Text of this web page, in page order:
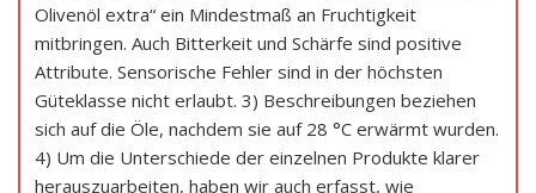
Olivenöl extra“ ein Mindestmaß an Fruchtigkeit
mitbringen. Auch Bitterkeit und Schärfe sind positive
Attribute. Sensorische Fehler sind in der höchsten
Güteklasse nicht erlaubt. 3) Beschreibungen beziehen
sich auf die Öle, nachdem sie auf 28 °C erwärmt wurden.
4) Um die Unterschiede der einzelnen Produkte klarer
herauszuarbeiten, haben wir auch erfasst, wie